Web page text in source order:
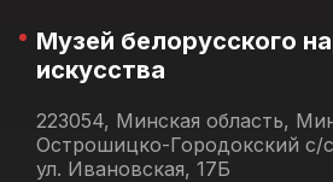
Музей белорусского
искусства
223054, Минская область,
Острошицко-Городокский с/
ул. Ивановская, 17Б